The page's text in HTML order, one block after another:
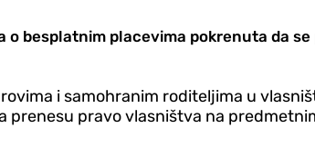
o besplatnim placevima pokrenuta da
i samohranim roditeljima u
prenesu pravo vlasništva na